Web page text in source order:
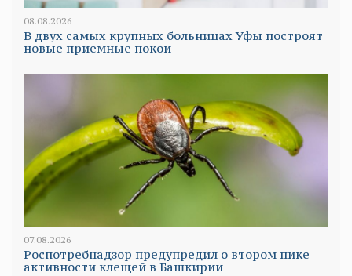
08.08.2026
В двух самых крупных больницах Уфы построят
новые приемные покои
07.08.2026
Роспотребнадзор предупредил о втором пике
активности клещей в Башкирии